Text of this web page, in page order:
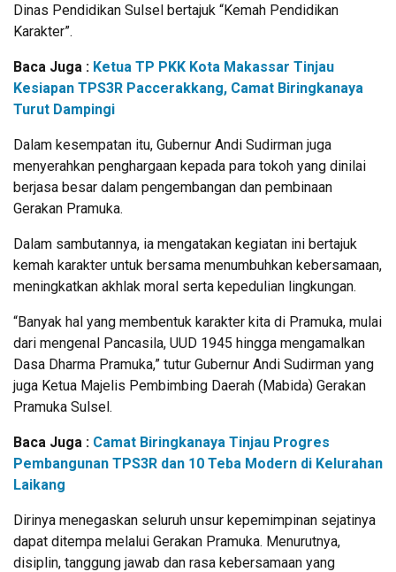
Dinas Pendidikan Sulsel bertajuk “Kemah Pendidikan
Karakter”.
Baca Juga : Ketua TP PKK Kota Makassar Tinjau
Kesiapan TPS3R Paccerakkang, Camat Biringkanaya
Turut Dampingi
Dalam kesempatan itu, Gubernur Andi Sudirman juga
menyerahkan penghargaan kepada para tokoh yang dinilai
berjasa besar dalam pengembangan dan pembinaan
Gerakan Pramuka.
Dalam sambutannya, ia mengatakan kegiatan ini bertajuk
kemah karakter untuk bersama menumbuhkan kebersamaan,
meningkatkan akhlak moral serta kepedulian lingkungan.
“Banyak hal yang membentuk karakter kita di Pramuka, mulai
dari mengenal Pancasila, UUD 1945 hingga mengamalkan
Dasa Dharma Pramuka,” tutur Gubernur Andi Sudirman yang
juga Ketua Majelis Pembimbing Daerah (Mabida) Gerakan
Pramuka Sulsel.
Baca Juga : Camat Biringkanaya Tinjau Progres
Pembangunan TPS3R dan 10 Teba Modern di Kelurahan
Laikang
Dirinya menegaskan seluruh unsur kepemimpinan sejatinya
dapat ditempa melalui Gerakan Pramuka. Menurutnya,
disiplin, tanggung jawab dan rasa kebersamaan yang